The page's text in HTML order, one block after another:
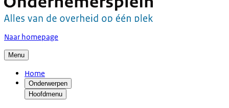
Naar homepage
Menu
Home
Onderwerpen
Hoofdmenu